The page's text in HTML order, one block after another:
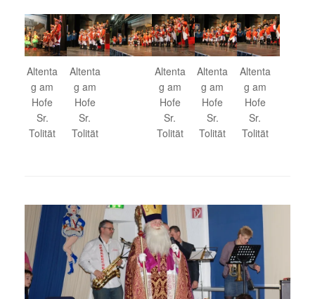
Altenta
g am
Hofe
Sr.
Tolität
Altenta
g am
Hofe
Sr.
Tolität
Altenta
g am
Hofe
Sr.
Tolität
Altenta
g am
Hofe
Sr.
Tolität
Altenta
g am
Hofe
Sr.
Tolität